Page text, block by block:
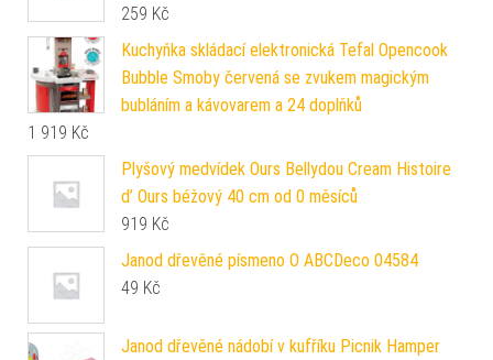
259 Kč
Kuchyňka skládací elektronická Tefal Opencook
Bubble Smoby červená se zvukem magickým
bubláním a kávovarem a 24 doplňků
1 919 Kč
Plyšový medvídek Ours Bellydou Cream Histoire
d’ Ours béžový 40 cm od 0 měsíců
919 Kč
Janod dřevěné písmeno O ABCDeco 04584
49 Kč
Janod dřevěné nádobí v kufříku Picnik Hamper